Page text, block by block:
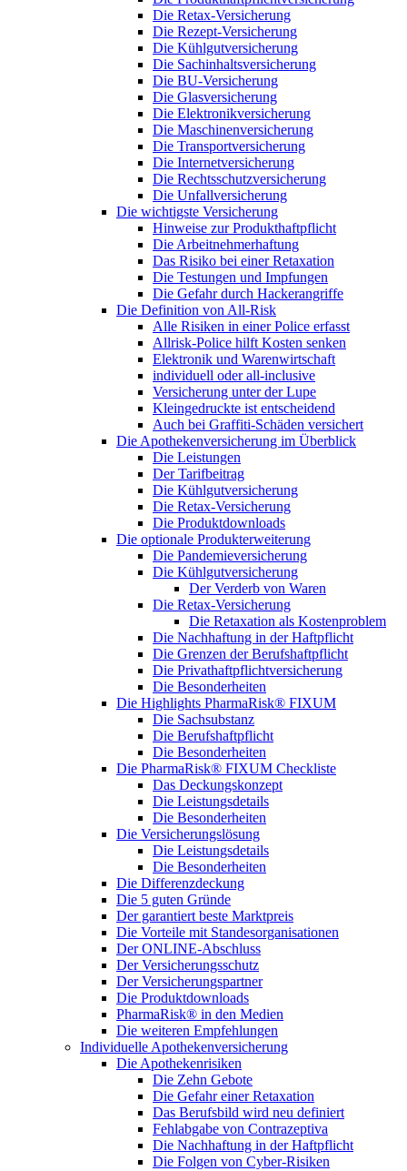
Die Retax-Versicherung
Die Rezept-Versicherung
Die Kühlgutversicherung
Die Sachinhaltsversicherung
Die BU-Versicherung
Die Glasversicherung
Die Elektronikversicherung
Die Maschinenversicherung
Die Transportversicherung
Die Internetversicherung
Die Rechtsschutzversicherung
Die Unfallversicherung
Die wichtigste Versicherung
Hinweise zur Produkthaftpflicht
Die Arbeitnehmerhaftung
Das Risiko bei einer Retaxation
Die Testungen und Impfungen
Die Gefahr durch Hackerangriffe
Die Definition von All-Risk
Alle Risiken in einer Police erfasst
Allrisk-Police hilft Kosten senken
Elektronik und Warenwirtschaft
individuell oder all-inclusive
Versicherung unter der Lupe
Kleingedruckte ist entscheidend
Auch bei Graffiti-Schäden versichert
Die Apothekenversicherung im Überblick
Die Leistungen
Der Tarifbeitrag
Die Kühlgutversicherung
Die Retax-Versicherung
Die Produktdownloads
Die optionale Produkterweiterung
Die Pandemieversicherung
Die Kühlgutversicherung
Der Verderb von Waren
Die Retax-Versicherung
Die Retaxation als Kostenproblem
Die Nachhaftung in der Haftpflicht
Die Grenzen der Berufshaftpflicht
Die Privathaftpflichtversicherung
Die Besonderheiten
Die Highlights PharmaRisk® FIXUM
Die Sachsubstanz
Die Berufshaftpflicht
Die Besonderheiten
Die PharmaRisk® FIXUM Checkliste
Das Deckungskonzept
Die Leistungsdetails
Die Besonderheiten
Die Versicherungslösung
Die Leistungsdetails
Die Besonderheiten
Die Differenzdeckung
Die 5 guten Gründe
Der garantiert beste Marktpreis
Die Vorteile mit Standesorganisationen
Der ONLINE-Abschluss
Der Versicherungsschutz
Der Versicherungspartner
Die Produktdownloads
PharmaRisk® in den Medien
Die weiteren Empfehlungen
Individuelle Apothekenversicherung
Die Apothekenrisiken
Die Zehn Gebote
Die Gefahr einer Retaxation
Das Berufsbild wird neu definiert
Fehlabgabe von Contrazeptiva
Die Nachhaftung in der Haftpflicht
Die Folgen von Cyber-Risiken